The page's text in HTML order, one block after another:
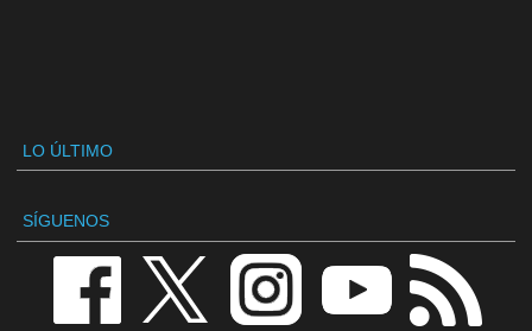
LO ÚLTIMO
SÍGUENOS